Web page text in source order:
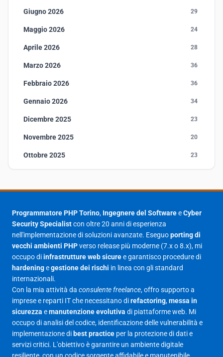
Giugno 2026 29
Maggio 2026 24
Aprile 2026 28
Marzo 2026 36
Febbraio 2026 36
Gennaio 2026 34
Dicembre 2025 23
Novembre 2025 20
Ottobre 2025 23
Agosto 2025 1
23
Giugno 2025
Maggio 2025 27
Aprile 2025
Marzo 2025
Febbraio 2025 17
Gennaio 2025
Giugno 2023
Maggio 2023
Programmatore PHP Torino, Ingegnere del SoftwareeCyber
Security Specialistcon oltre 20 anni di esperienza
nell'implementazione di soluzioni avanzate. Eseguoporting di
vecchi ambienti PHPverso release più moderne (7.x o 8.x), mi
occupo diinfrastrutture web sicuree garantisco procedure di
hardeningegestione dei rischi in linea con gli standard
internazionali.
Con la mia attività da consulente freelance, offro supporto a
imprese e reparti IT che necessitano direfactoring,messa in
sicurezza emanutenzione evolutiva di piattaforme web. Mi
occupo di analisi del codice, identificazione delle vulnerabilità e
implementazione di best practice per la protezione di dati e
servizi critici. L'obiettivo è garantire un ambiente digitale